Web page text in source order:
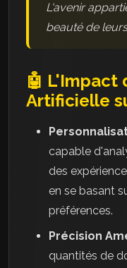
L'avenir
beauté de
🤖
Artificielle
capable
des
en se basant
préférences.
Précision
quantités de